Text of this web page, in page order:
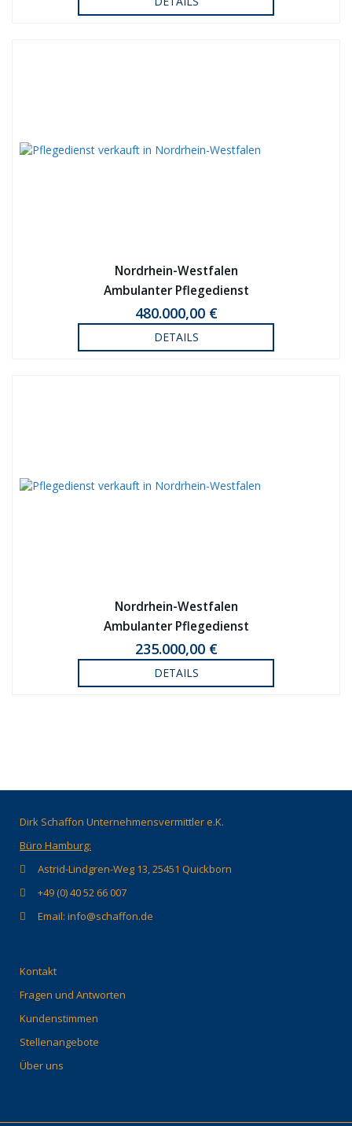
Nordrhein-Westfalen
Ambulanter Pflegedienst
480.000,00 €
DETAILS
Nordrhein-Westfalen
Ambulanter Pflegedienst
235.000,00 €
DETAILS
Dirk Schaffon Unternehmensvermittler e.K.
Büro Hamburg:
Astrid-Lindgren-Weg 13, 25451 Quickborn
+49 (0) 40 52 66 007
Email: info@schaffon.de
Kontakt
Fragen und Antworten
Kundenstimmen
Stellenangebote
Über uns